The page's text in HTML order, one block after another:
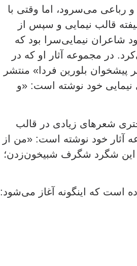
می‌سرود، اما وقتی با
قالب نیمایی و سپس از
شاعران نیمایی‌سرا بود که
در مجموعه آثار او که در
بر پیشخوان بلورین فردا» منتشر
خود نوشته است: «و
شعرهای زیادی در قالب
آثار خود نوشته است: «من از
این شگرد شگرف شبیخون‌زدن؛
است که اینگونه آغاز می‌شود: